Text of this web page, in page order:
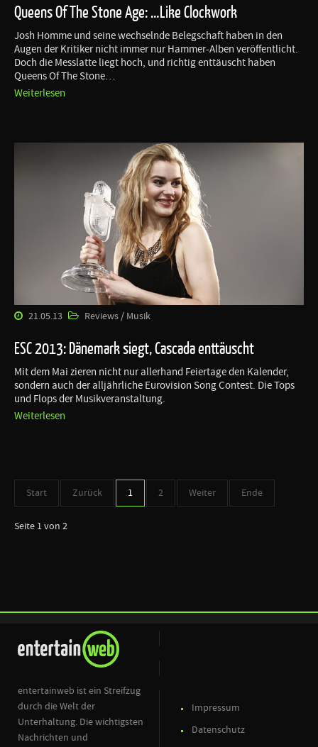
Queens Of The Stone Age: …Like Clockwork
Josh Homme und seine wechselnde Belegschaft haben in den
Augen der Kritiker nicht immer nur Hammer-Alben veröffentlicht.
Doch die Messlatte liegt hoch, und richtig enttäuscht haben
Queens Of The Stone…
Weiterlesen
21.05.13 Reviews / Musik
ESC 2013: Dänemark siegt, Cascada enttäuscht
Mit dem Mai zieren nicht nur allerhand Feiertage den Kalender,
sondern auch der alljährliche Eurovision Song Contest. Die Tops
und Flops der Musikveranstaltung.
Weiterlesen
Start Zurück 1 2 Weiter Ende
Seite 1 von 2
entertainweb ist ein Streifzug
durch die Welt der
Unterhaltung. Die wichtigsten
Nachrichten und
Impressum
Datenschutz